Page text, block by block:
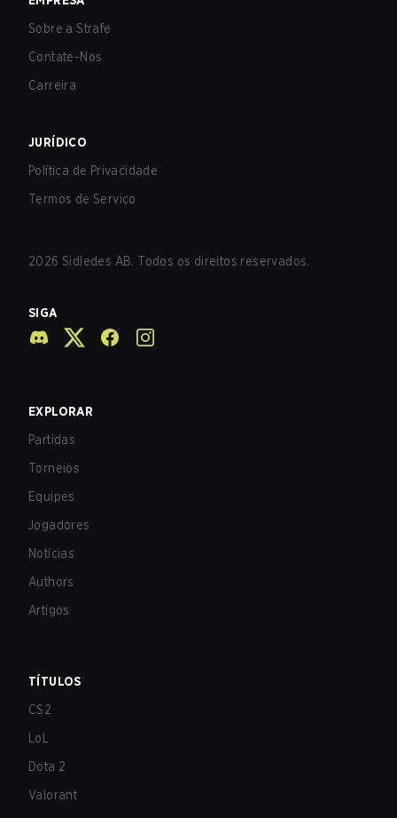
Sobre a Strafe
Contate-Nos
Carreira
JURÍDICO
Política de Privacidade
Termos de Serviço
2026 Sidledes AB. Todos os direitos reservados.
SIGA
EXPLORAR
Partidas
Torneios
Equipes
Jogadores
Notícias
Authors
Artigos
TÍTULOS
CS2
LoL
Dota 2
Valorant